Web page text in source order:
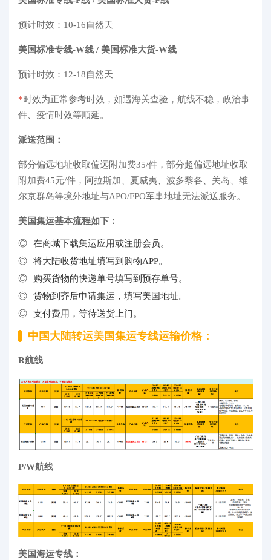
预计时效：10-16自然天
美国标准专线-W线 / 美国标准大货-W线
预计时效：12-18自然天
*时效为正常参考时效，如遇海关查验，航线不稳，政治事
件、疫情时效等顺延。
派送范围：
部分偏远地址收取偏远附加费35/件，部分超偏远地址收取
附加费45元/件，阿拉斯加、夏威夷、波多黎各、关岛、维
尔京群岛等境外地址与APO/FPO军事地址无法派送服务。
美国集运基本流程如下：
在商城下载集运应用或注册会员。
将大陆收货地址填写到购物APP。
购买货物的快递单号填写到预存单号。
货物到齐后申请集运，填写美国地址。
支付费用，等待送货上门。
中国大陆转运美国集运专线运输价格：
R航线
P/W航线
美国海运专线：